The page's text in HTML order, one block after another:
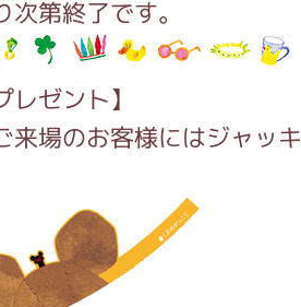
第終了です。
レゼント】
来場のお客様にはジャッ